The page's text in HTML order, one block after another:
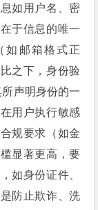
如用户名、密
于信息的唯一
如邮箱格式正
之下，身份验
声明身份的一
用户执行敏感
规要求（如金
显著更高，要
如身份证件、
防止欺诈、洗